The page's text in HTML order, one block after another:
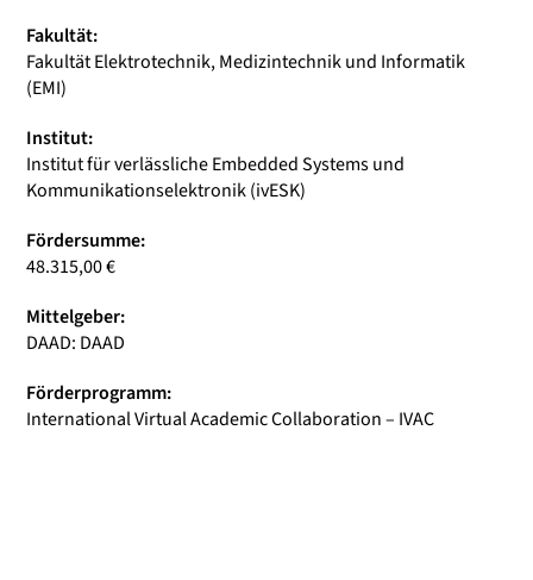
Fakultät:
Fakultät Elektrotechnik, Medizintechnik und Informatik
(EMI)
Institut:
Institut für verlässliche Embedded Systems und
Kommunikationselektronik (ivESK)
Fördersumme:
48.315,00 €
Mittelgeber:
DAAD: DAAD
Förderprogramm:
International Virtual Academic Collaboration – IVAC